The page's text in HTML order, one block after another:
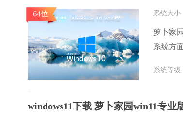
64位 系统大小
萝卜家
系统方
系统口
款稳定
卜家园
系统等级
windows11下载 萝卜家园win11专业